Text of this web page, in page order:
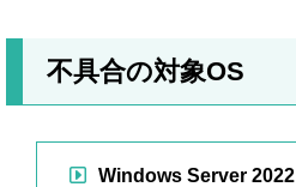
不具合の対象OS
Windows Server 2022